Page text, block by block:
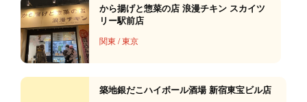
から揚げと惣菜の店 浪漫チキン スカイツ
リー駅前店
関東 /東京
築地銀だこハイボール酒場 新宿東宝ビル店